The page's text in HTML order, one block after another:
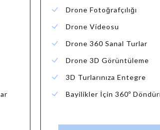
Drone Fotoğrafçılığı
Drone Videosu
Drone 360 Sanal Turlar
Drone 3D Görüntüleme
3D Turlarınıza Entegre
Bayilikler İçin 360º